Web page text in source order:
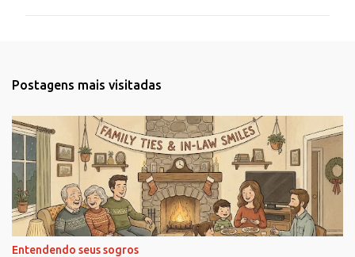
r
i
o
s
Postagens mais visitadas
Entendendo seus sogros